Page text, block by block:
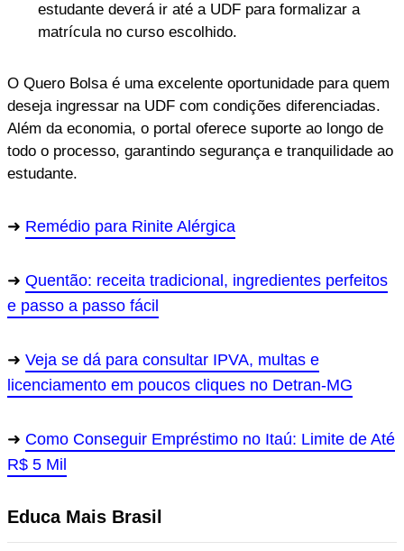
estudante deverá ir até a UDF para formalizar a
matrícula no curso escolhido.
O Quero Bolsa é uma excelente oportunidade para quem
deseja ingressar na UDF com condições diferenciadas.
Além da economia, o portal oferece suporte ao longo de
todo o processo, garantindo segurança e tranquilidade ao
estudante.
Remédio para Rinite Alérgica
Quentão: receita tradicional, ingredientes perfeitos
e passo a passo fácil
Veja se dá para consultar IPVA, multas e
licenciamento em poucos cliques no Detran-MG
Como Conseguir Empréstimo no Itaú: Limite de Até
R$ 5 Mil
Educa Mais Brasil